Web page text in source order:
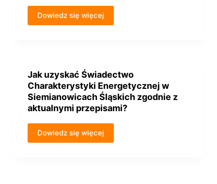
Dowiedz się więcej
Jak uzyskać Świadectwo
Charakterystyki Energetycznej w
Siemianowicach Śląskich zgodnie z
aktualnymi przepisami?
Dowiedz się więcej